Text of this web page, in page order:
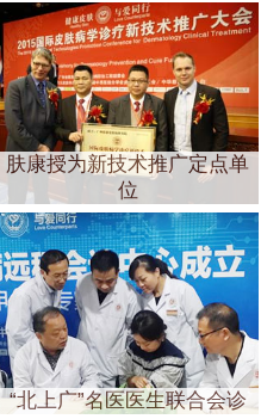
肤康授为新技术推广定点单
位
“北上广”名医医生联合会诊